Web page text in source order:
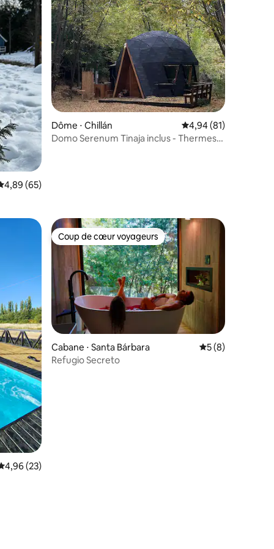
: 5 sur 5
moyenne sur la base de 65 commentaires : 4,89 sur 5
4,89 (65)
Dôme ⋅ Chillán Évaluation moyenne
4,94 (81)
Domo Serenum Tinaja inclus - Thermes
: 4,99 sur 5
moyenne sur la base de 23 commentaires : 4,96 sur 5
4,96 (23)
Coup de cœur voyageurs
Coup de cœur voyageurs
Cabane ⋅ Santa Bárbara Évaluation
5 (8)
Refugio Secreto